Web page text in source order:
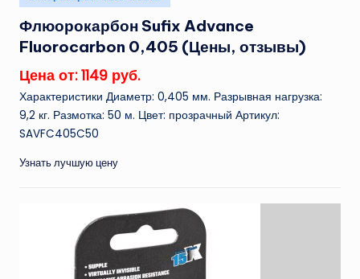
в
Флюорокарбон Sufix Advance
Fluorocarbon 0,405 (Цены, отзывы)
Цена от: 1149 руб.
Характеристики Диаметр: 0,405 мм. Разрывная нагрузка:
9,2 кг. Размотка: 50 м. Цвет: прозрачный Артикул:
SAVFC405C50
Узнать лучшую цену